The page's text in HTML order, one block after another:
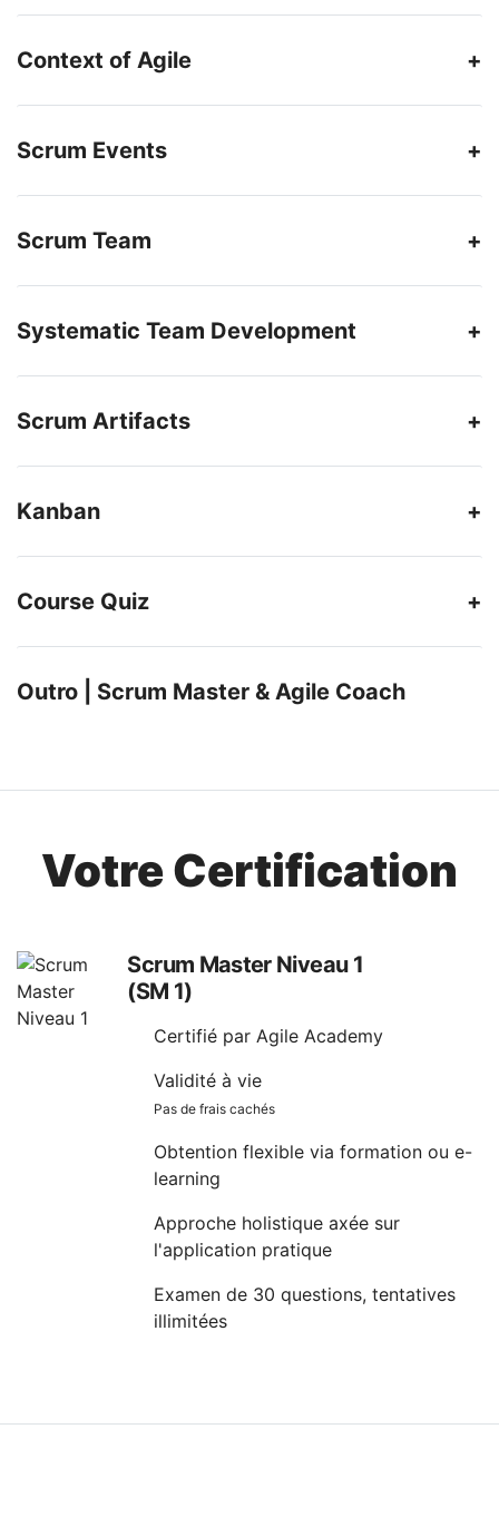
Context of Agile
Scrum Events
Scrum Team
Systematic Team Development
Scrum Artifacts
Kanban
Course Quiz
Outro | Scrum Master & Agile Coach
Votre Certification
Scrum Master Niveau 1
(SM 1)
Certifié par Agile Academy
Validité à vie
Pas de frais cachés
Obtention flexible via formation ou e-
learning
Approche holistique axée sur
l'application pratique
Examen de 30 questions, tentatives
illimitées